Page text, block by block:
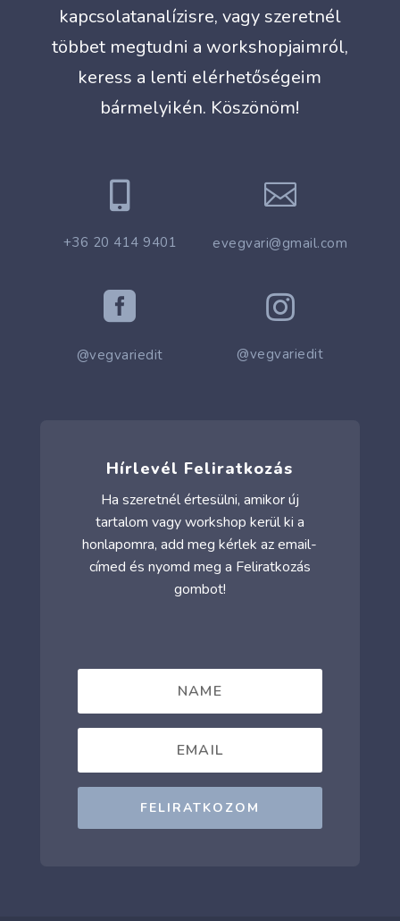
kapcsolatanalízisre, vagy szeretnél
többet megtudni a workshopjaimról,
keress a lenti elérhetőségeim
bármelyikén. Köszönöm!

+36 20 414 9401

evegvari@gmail.com

@vegvariedit

@vegvariedit
Hírlevél Feliratkozás
Ha szeretnél értesülni, amikor új
tartalom vagy workshop kerül ki a
honlapomra, add meg kérlek az email-
címed és nyomd meg a Feliratkozás
gombot!
FELIRATKOZOM